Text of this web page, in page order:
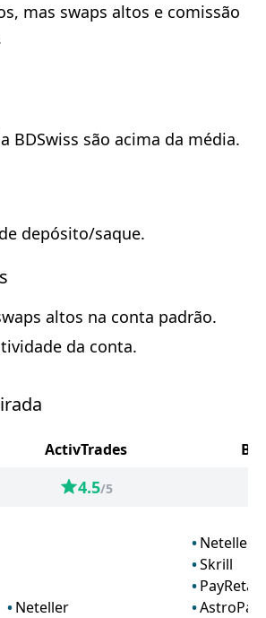
mas swaps altos e comissão
BDSwiss são acima da média.
depósito/saque.
altos na conta padrão.
da conta.
ActivTrades
4.5/5
Neteller
Neteller
Skrill
AstroPay